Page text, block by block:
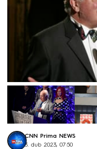
CNN Prima NEWS
3. dub 2023, 07:50